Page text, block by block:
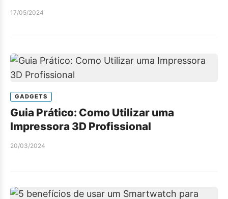
17/05/2024
GADGETS
Guia Prático: Como Utilizar uma
Impressora 3D Profissional
20/03/2024